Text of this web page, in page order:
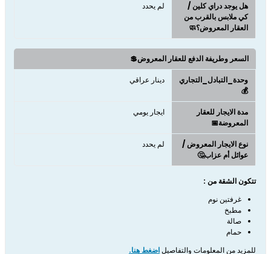
هل يوجد دراي كلين /
كي ملابس بالقرب من
العقار المعروض؟🧼
لم يحدد
السعر وطريفة الدفع للعقار المعروض💲
وحدة_التبادل_التجاري
💰
دينار عراقي
مدة الايجار للعقار
المعروضة📅
ايجار يومي
نوع الايجار المعروض /
عوائل أم عزاب🤔
لم يحدد
تتكون الشقة من :
غرفتين نوم
مطبخ
صالة
حمام
للمزيد من المعلومات والتفاصيلاضغط هنا.